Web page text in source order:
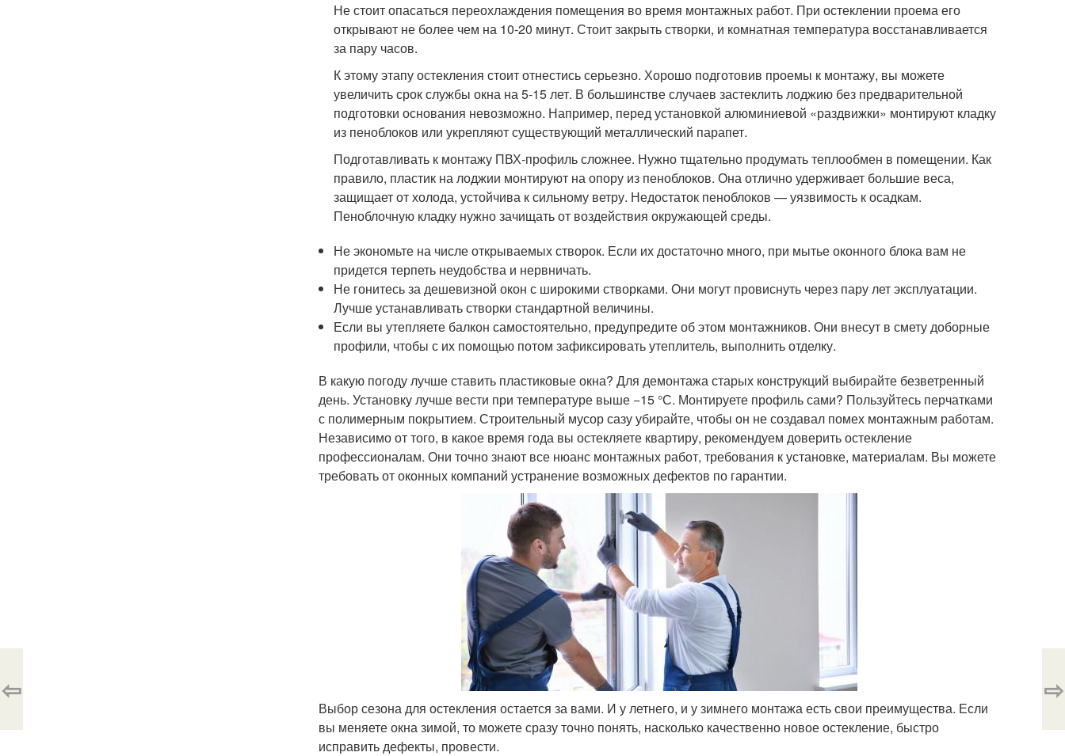
Не стоит опасаться переохлаждения помещения во время монтажных работ. При остеклении проема его
открывают не более чем на 10-20 минут. Стоит закрыть створки, и комнатная температура восстанавливается
за пару часов.
К этому этапу остекления стоит отнестись серьезно. Хорошо подготовив проемы к монтажу, вы можете
увеличить срок службы окна на 5-15 лет. В большинстве случаев застеклить лоджию без предварительной
подготовки основания невозможно. Например, перед установкой алюминиевой «раздвижки» монтируют кладку
из пеноблоков или укрепляют существующий металлический парапет.
Подготавливать к монтажу ПВХ-профиль сложнее. Нужно тщательно продумать теплообмен в помещении. Как
правило, пластик на лоджии монтируют на опору из пеноблоков. Она отлично удерживает большие веса,
защищает от холода, устойчива к сильному ветру. Недостаток пеноблоков — уязвимость к осадкам.
Пеноблочную кладку нужно зачищать от воздействия окружающей среды.
Не экономьте на числе открываемых створок. Если их достаточно много, при мытье оконного блока вам не
придется терпеть неудобства и нервничать.
Не гонитесь за дешевизной окон с широкими створками. Они могут провиснуть через пару лет эксплуатации.
Лучше устанавливать створки стандартной величины.
Если вы утепляете балкон самостоятельно, предупредите об этом монтажников. Они внесут в смету доборные
профили, чтобы с их помощью потом зафиксировать утеплитель, выполнить отделку.
В какую погоду лучше ставить пластиковые окна? Для демонтажа старых конструкций выбирайте безветренный
день. Установку лучше вести при температуре выше −15 °С. Монтируете профиль сами? Пользуйтесь перчатками
с полимерным покрытием. Строительный мусор сазу убирайте, чтобы он не создавал помех монтажным работам.
Независимо от того, в какое время года вы остекляете квартиру, рекомендуем доверить остекление
профессионалам. Они точно знают все нюанс монтажных работ, требования к установке, материалам. Вы можете
требовать от оконных компаний устранение возможных дефектов по гарантии.
Выбор сезона для остекления остается за вами. И у летнего, и у зимнего монтажа есть свои преимущества. Если
вы меняете окна зимой, то можете сразу точно понять, насколько качественно новое остекление, быстро
исправить дефекты, провести.
⇦ ⇨